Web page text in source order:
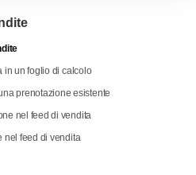
in un foglio di calcolo
prenotazione esistente
nel feed di vendita
nel feed di vendita